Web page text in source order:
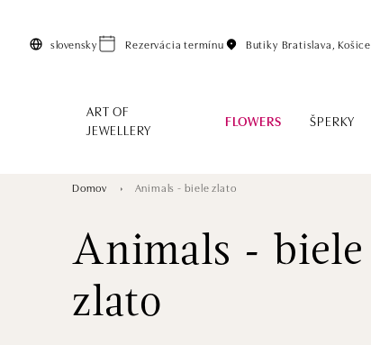
slovensky Rezervácia termínu Butiky Bratislava, Košice
ART OF
JEWELLERY
FLOWERS ŠPERKY
Domov Animals - biele zlato
Animals - biele
zlato